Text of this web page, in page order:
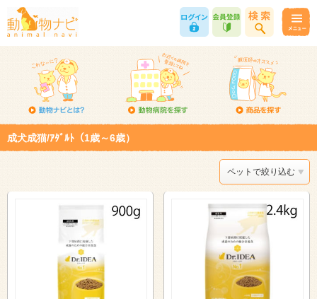
成犬成猫/ｱﾀﾞﾙﾄ（1歳～6歳）
ペットで絞り込む